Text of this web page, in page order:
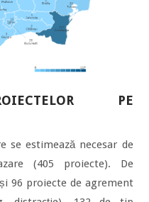
PE
se estimează necesar de
(405 proiecte). De
96 proiecte de agrement